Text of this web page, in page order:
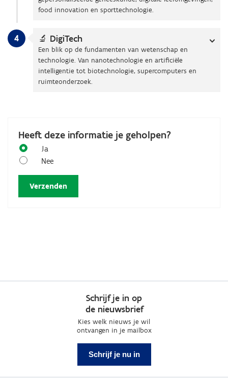
food innovation en sporttechnologie.
4 🔬 DigiTech
Een blik op de fundamenten van wetenschap en
technologie. Van nanotechnologie en artificiële
intelligentie tot biotechnologie, supercomputers en
ruimteonderzoek.
Heeft deze informatie je geholpen?
Ja
Nee
Schrijf je in op
de nieuwsbrief
Kies welk nieuws je wil
ontvangen in je mailbox
Schrijf je nu in